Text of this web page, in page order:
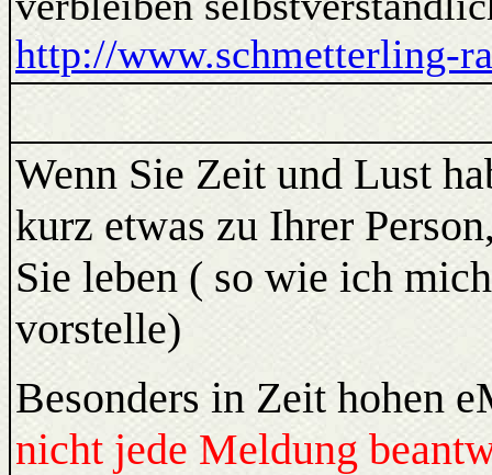
http://www.schmetterling-
Wenn Sie Zeit und Lust
kurz etwas zu Ihrer
Sie leben ( so wie ich
vorstelle)
Besonders in Zeit hohen
nicht jede Meldung